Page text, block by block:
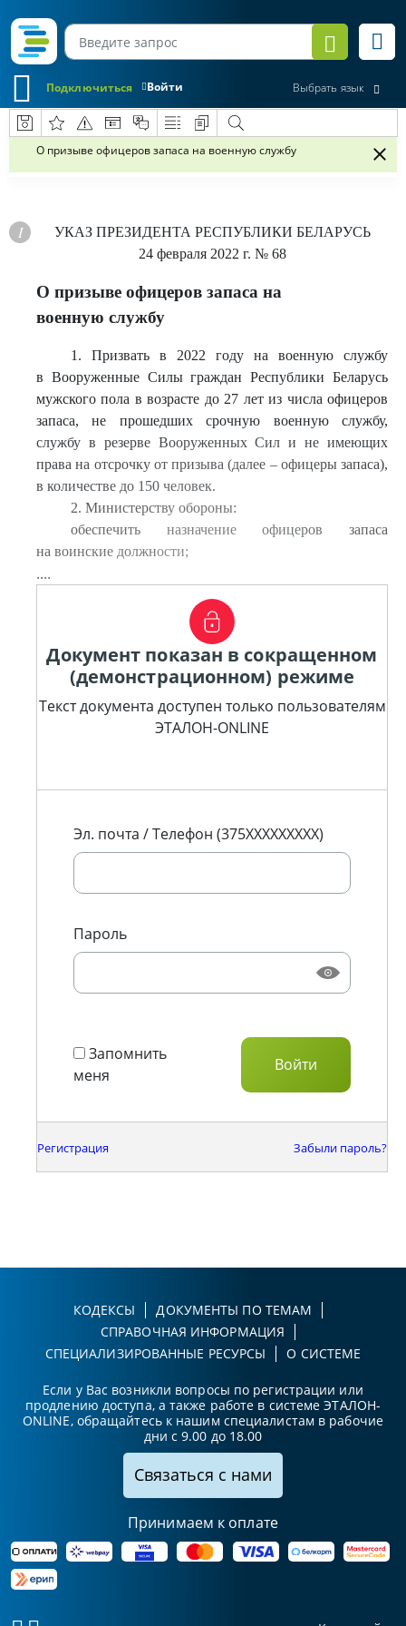
Войти
Подключиться Выбрать язык
О призыве офицеров запаса на военную службу
УКАЗ ПРЕЗИДЕНТА РЕСПУБЛИКИ БЕЛАРУСЬ
24 февраля 2022 г. № 68
О призыве офицеров запаса на
военную службу
1. Призвать в 2022 году на военную службу
в Вооруженные Силы граждан Республики Беларусь
мужского пола в возрасте до 27 лет из числа офицеров
запаса, не прошедших срочную военную службу,
службу в резерве Вооруженных Сил и не имеющих
права на отсрочку от призыва (далее – офицеры запаса),
в количестве до 150 человек.
2. Министерству обороны:
обеспечить назначение офицеров запаса
на воинские должности;
....
Документ показан в сокращенном
(демонстрационном) режиме
Текст документа доступен только пользователям
ЭТАЛОН-ONLINE
Эл. почта / Телефон (375XXXXXXXXX)
Пароль
Запомнить
меня
Регистрация Забыли пароль?
КОДЕКСЫ
ДОКУМЕНТЫ ПО ТЕМАМ
СПРАВОЧНАЯ ИНФОРМАЦИЯ
СПЕЦИАЛИЗИРОВАННЫЕ РЕСУРСЫ
О СИСТЕМЕ
Если у Вас возникли вопросы по регистрации или
продлению доступа, а также работе в системе ЭТАЛОН-
ONLINE, обращайтесь к нашим специалистам в рабочие
дни с 9.00 до 18.00
Связаться с нами
Принимаем к оплате